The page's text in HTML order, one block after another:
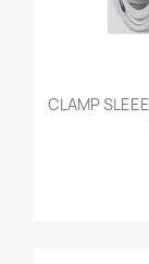
CLAMP